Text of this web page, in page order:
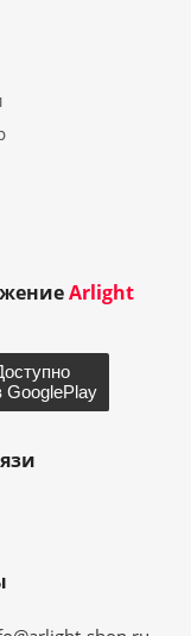
Arlight